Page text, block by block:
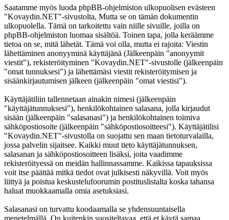
Saatamme myös luoda phpBB-ohjelmiston ulkopuolisen evästeen
"Kovaydin.NET"-sivustolta, Mutta se on tämän dokumentin
ulkopuolella. Tämä on tarkoitettu vain niille sivuille, joilla on
phpBB-ohjelmiston luomaa sisältöä. Toinen tapa, jolla keräämme
tietoa on se, mitä lähetät. Tämä voi olla, mutta ei rajoita: Viestin
lähettäminen anonyyminä käyttäjänä (Jälkeenpäin "anonyymit
viestit"), rekisteröityminen "Kovaydin.NET"-sivustolle (jälkeenpäin
"omat tunnuksesi") ja lähettämäsi viestit rekisteröitymisen ja
sisäänkirjautumisen jälkeen (jälkeenpäin "omat viestisi").
Käyttäjätiliin tallennetaan ainakin nimesi (jälkeenpäin
"käyttäjätunnuksesi"), henkilökohtainen salasana, jolla kirjaudut
sisään (jälkeenpäin "salasanasi") ja henkilökohtainen toimiva
sähköpostiosoite (jälkeenpäin "sähköpostiosoitteesi"). Käyttäjätilisi
"Kovaydin.NET"-sivustolla on suojattu sen maan tietoturvalailla,
jossa palvelin sijaitsee. Kaikki muut tieto käyttäjätunnuksen,
salasanan ja sähköpostiosoitteen lisäksi, joita vaadimme
rekisteröityessä on meidän hallinnassamme. Kaikissa tapauksissa
voit itse päättää mitkä tiedot ovat julkisesti näkyvillä. Voit myös
liittyä ja poistua keskustelufoorumin postituslistalta koska tahansa
haluat muokkaamalla omia asetuksiasi.
Salasanasi on turvattu koodaamalla se yhdensuuntaisella